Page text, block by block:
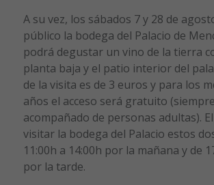
A su vez, los sábados 7 y 28 de
público la bodega del Palacio de
podrá degustar un vino de la tierra
planta baja y el patio interior del
de la visita es de 3 euros y para los
años el acceso será gratuito (siempre
acompañado de personas adultas).
visitar la bodega del Palacio estos
11:00h a 14:00h por la mañana y de
por la tarde.